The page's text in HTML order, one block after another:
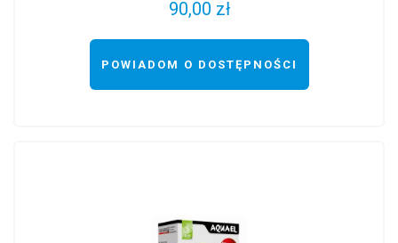
90,00 zł
POWIADOM O DOSTĘPNOŚCI